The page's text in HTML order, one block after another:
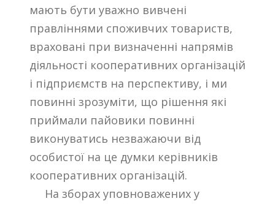
мають бути уважно вивчені
правліннями споживчих товариств,
враховані при визначенні напрямів
діяльності кооперативних організацій
і підприємств на перспективу, і ми
повинні зрозуміти, що рішення які
приймали пайовики повинні
виконуватись незважаючи від
особистої на це думки керівників
кооперативних організацій.
На зборах уповноважених у